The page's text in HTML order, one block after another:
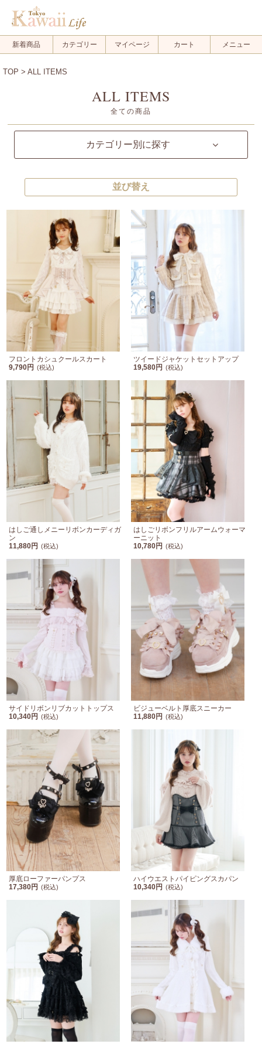
新着商品 カテゴリー マイページ カート メニュー
TOP > ALL ITEMS
ALL ITEMS
全ての商品
カテゴリー別に探す
並び替え
フロントカシュクールスカート
9,790円
(税込)
ツイードジャケットセットアップ
19,580円 (税込)
はしご通しメニーリボンカーディガ
ン
11,880円
(税込)
はしごリボンフリルアームウォーマ
ーニット
10,780円 (税込)
サイドリボンリブカットトップス
10,340円
(税込)
ビジューベルト厚底スニーカー
11,880円 (税込)
厚底ローファーパンプス
17,380円 (税込)
ハイウエストパイピングスカパン
10,340円 (税込)